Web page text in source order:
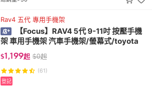
Rav4 五代 專用手機架
【Focus】RAV4 5代 9-11吋 按壓手機
架 車用手機架 汽車手機架/螢幕式/toyota
$1,199起 $0起
(61)
登記